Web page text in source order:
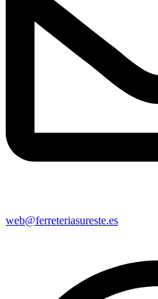
web@ferreteriasureste.es